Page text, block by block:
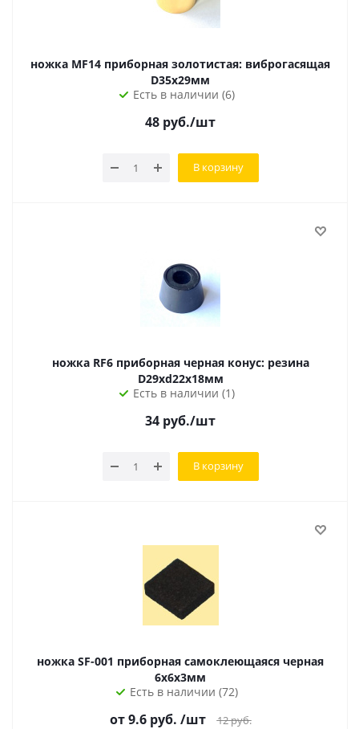
ножка MF14 приборная золотистая: виброгасящая
D35х29мм
Есть в наличии (6)
48 руб./шт
В корзину
ножка RF6 приборная черная конус: резина
D29хd22х18мм
Есть в наличии (1)
34 руб./шт
В корзину
ножка SF-001 приборная самоклеющаяся черная
6х6х3мм
Есть в наличии (72)
от 9.6 руб. /шт 12руб.